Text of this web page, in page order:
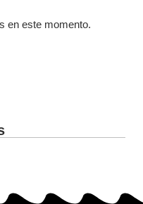
en este momento.